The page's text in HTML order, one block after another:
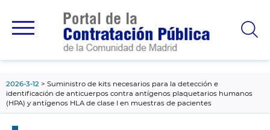
principal
2026-3-12
Suministro de kits necesarios para la detección e
identificación de anticuerpos contra antígenos plaquetarios humanos
(HPA) y antígenos HLA de clase I en muestras de pacientes